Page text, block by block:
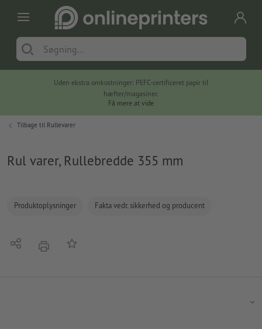
Uden ekstra omkostninger: PEFC-certificeret papir til
hæfter/magasiner.
Få mere at vide
Tilbage til Rullevarer
Rul varer, Rullebredde 355 mm
Produktoplysninger Fakta vedr. sikkerhed og producent
Del tryk Tilføj til huskelisten